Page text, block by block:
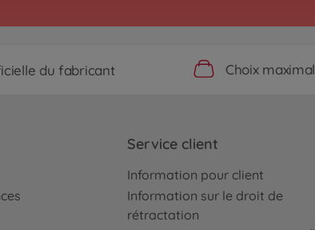
du fabricant Choix maximal
Service client
Information pour client
Information sur le droit de
rétractation